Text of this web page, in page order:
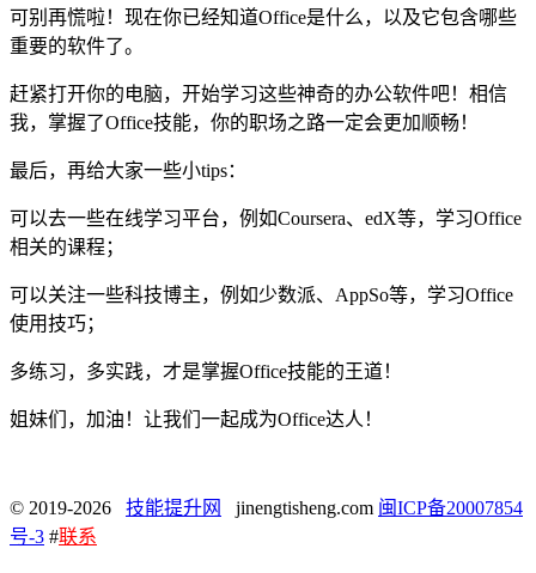
可别再慌啦！现在你已经知道Office是什么，以及它包含哪些
重要的软件了。
赶紧打开你的电脑，开始学习这些神奇的办公软件吧！相信
我，掌握了Office技能，你的职场之路一定会更加顺畅！
最后，再给大家一些小tips：
可以去一些在线学习平台，例如Coursera、edX等，学习Office
相关的课程；
可以关注一些科技博主，例如少数派、AppSo等，学习Office
使用技巧；
多练习，多实践，才是掌握Office技能的王道！
姐妹们，加油！让我们一起成为Office达人！
© 2019-2026 技能提升网 jinengtisheng.com 闽ICP备20007854
号-3 #联系